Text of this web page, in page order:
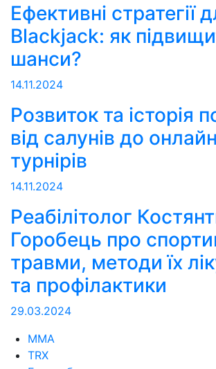
Ефективні стратегії
Blackjack: як
шанси?
14.11.2024
Розвиток та історія
від салунів до
турнірів
14.11.2024
Реабілітолог
Горобець про
травми, методи їх
та профілактики
29.03.2024
MMA
TRX